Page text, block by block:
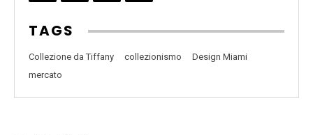
TAGS
Collezione da Tiffany collezionismo
Design Miami
mercato